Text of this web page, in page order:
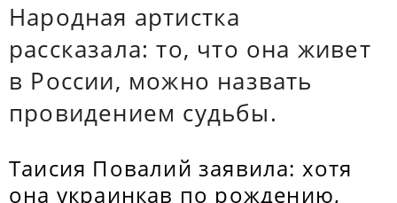
Народная артистка
рассказала: то, что она живет
в России, можно назвать
провидением судьбы.
Таисия Повалий заявила: хотя
она украинкав по рождению,